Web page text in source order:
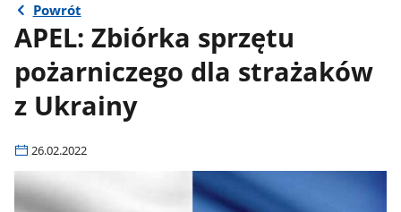
Powrót
APEL: Zbiórka sprzętu
pożarniczego dla strażaków
z Ukrainy
26.02.2022